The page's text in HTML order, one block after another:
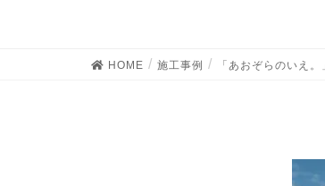
HOME 施工事例 「あおぞらのいえ